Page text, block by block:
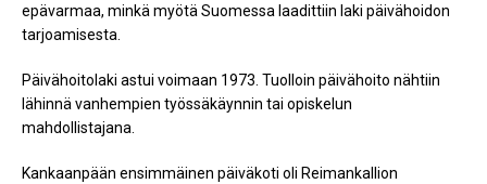
epävarmaa, minkä myötä Suomessa laadittiin laki päivähoidon
tarjoamisesta.
Päivähoitolaki astui voimaan 1973. Tuolloin päivähoito nähtiin
lähinnä vanhempien työssäkäynnin tai opiskelun
mahdollistajana.
Kankaanpään ensimmäinen päiväkoti oli Reimankallion